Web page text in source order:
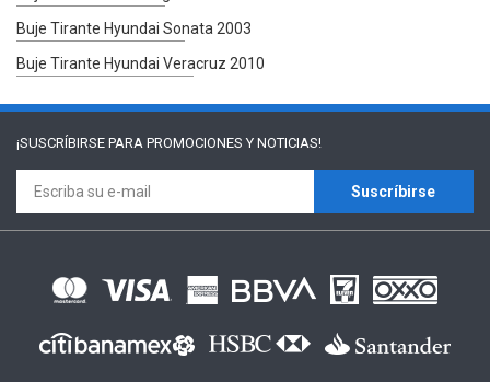
Buje Tirante Hyundai Sonata 2003
Buje Tirante Hyundai Veracruz 2010
¡SUSCRÍBIRSE PARA PROMOCIONES Y NOTICIAS!
Suscríbirse